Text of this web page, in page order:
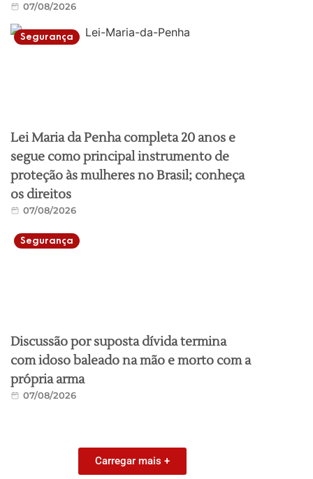
07/08/2026
Segurança
Lei Maria da Penha completa 20 anos e
segue como principal instrumento de
proteção às mulheres no Brasil; conheça
os direitos
07/08/2026
Segurança
Discussão por suposta dívida termina
com idoso baleado na mão e morto com a
própria arma
07/08/2026
Carregar mais +